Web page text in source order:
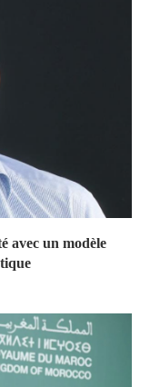
avec un modèle